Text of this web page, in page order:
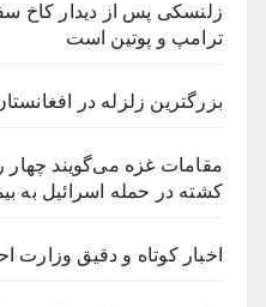
زلنسکی پس از دیدار کاخ
ترامپ و پوتین است
بزرگترین زلزله در
کشته در حمله اسرائیل به
اخبار کوتاه و دقیق وزارت